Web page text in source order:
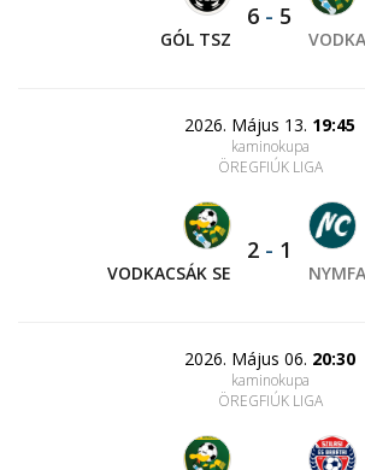
GÓL TSZ
6 - 5
2026. Május 13. 19:45
kaminokupa
ÖREGFIÚK LIGA
VODKACSÁK SE
2 - 1
2026. Május 06. 20:30
kaminokupa
ÖREGFIÚK LIGA